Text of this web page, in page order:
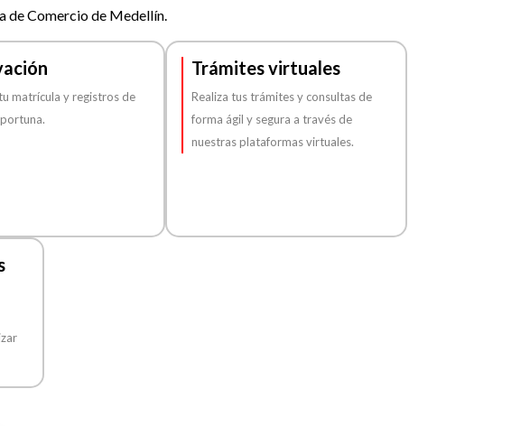
de Comercio de Medellín.
matrícula y registros de
Trámites virtuales
Realiza tus trámites y consultas de
forma ágil y segura a través de
nuestras plataformas virtuales.